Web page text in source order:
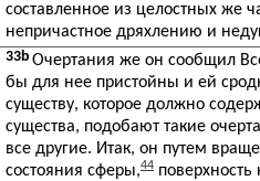
составленное из целостных же
непричастное дряхлению и
33b Очертания же он сообщил
бы для нее пристойны и ей
существу, которое должно
существа, подобают такие
все другие. Итак, он путем
состояния сферы,44